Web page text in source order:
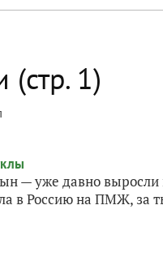
1)
— уже давно выросли
в Россию на ПМЖ, за